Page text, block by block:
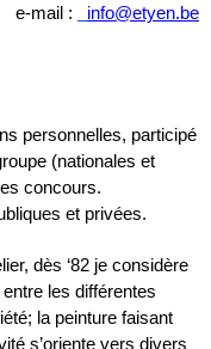
e-mail :
info@etyen.be
personnelles, participé
(nationales et
concours.
et privées.
dès ‘82 je considère
entre les différentes
la peinture faisant
s’oriente vers divers